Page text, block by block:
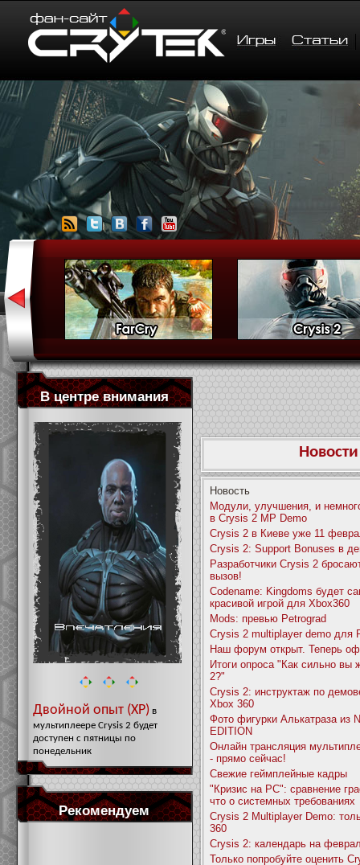
В центре внимания
Двойной опыт (XP)в
мультиплеере Crysis 2 будет
доступен с пятницы по
понедельник
Рекомендуем
Новость
Модули, улучшения, и
в Crysis 2 MP Demo
Crysis 2 в Киеве уже 11
Crysis 2: Support Bonuses в
Разработчики Crysis 2
вызов!
Codename: Kingdoms будет
красивой игрой для Xbox360
Mods: превью Petrograd
Crysis 2 multiplayer demo для
Наш форум открыт. Теперь
Итоги опроса "Как сильно вы
2?"
Crysis 2: инструктаж по
Xbox 360
Фото фигурки Алькатраза из
EDITION
Онлайн трансляция
- прямо сейчас!
Свежие геймплейные кадры
"Кризис на РС": сравнение
что о системных требованиях
Crysis 2 Multiplayer Demo:
360
Crysis 2: календарь на
Только попробуйте оценить